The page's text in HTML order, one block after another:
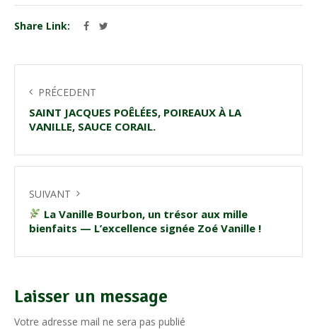
Share Link:
PRÉCEDENT
SAINT JACQUES POÊLÉES, POIREAUX À LA
VANILLE, SAUCE CORAIL.
SUIVANT
La Vanille Bourbon, un trésor aux mille
bienfaits — L’excellence signée Zoé Vanille !
Laisser un message
Votre adresse mail ne sera pas publié